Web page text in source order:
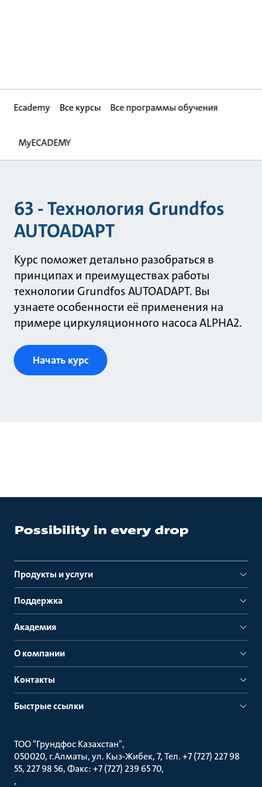
Ecademy Все курсы Все программы обучения
MyECADEMY
63 - Технология Grundfos
AUTOADAPT
Курс поможет детально разобраться в
принципах и преимуществах работы
технологии Grundfos AUTOADAPT. Вы
узнаете особенности её применения на
примере циркуляционного насоса ALPHA2.
Начать курс
Продукты и услуги
Поддержка
Академия
О компании
Контакты
Быстрые ссылки
ТОО "Грундфос Казахстан"
050020, г.Алматы, ул. Кыз-Жибек, 7, Тел. +7 (727) 227 98
55, 227 98 56, Факс: +7 (727) 239 65 70